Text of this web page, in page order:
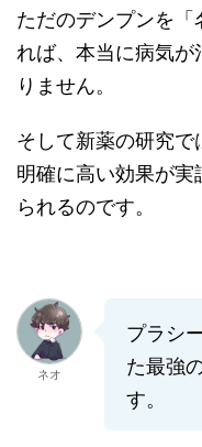
ただのデンプンを
れば、本当に病気
りません。
そして新薬の研究
明確に高い効果が
られるのです。
ネオ
プラシ
た最強
す。